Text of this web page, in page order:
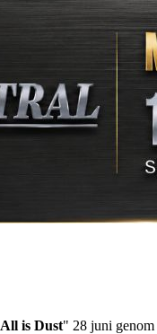
All is Dust" 28 juni genom